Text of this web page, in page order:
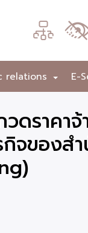
เมนู
เปลี่ยน
ผล
+
relations E-
ดราคาจ้
กิจของส